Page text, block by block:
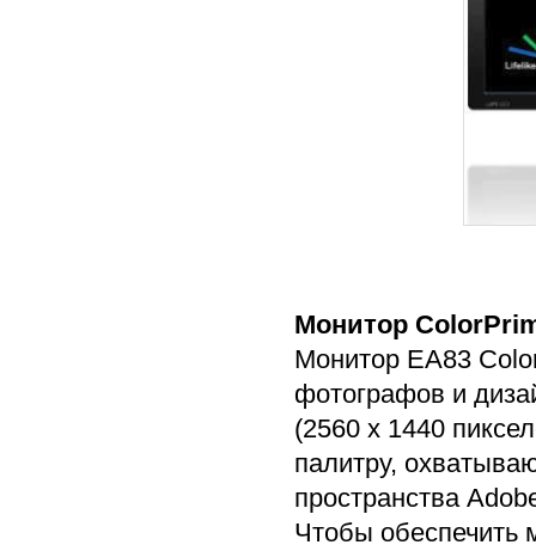
Монитор
Монитор EA83
фотографов и
(2560 x 1440
палитру,
пространства
Чтобы обеспечить